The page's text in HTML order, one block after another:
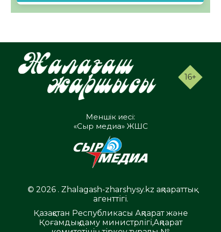
16+
Меншік иесі:
«Сыр медиа» ЖШС
© 2026 . Zhalagash-zharshysy.kz ақпараттық
агенттігі.
Қазақстан Республикасы Ақпарат және
Қоғамдық даму министрлігі,Ақпарат